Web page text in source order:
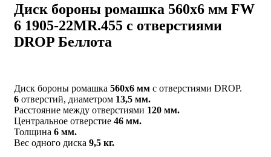
Диск бороны ромашка 560х6 мм FW
6 1905-22MR.455 с отверстиями
DROP Беллота
Диск бороны ромашка 560х6 мм с отверстиями DROP.
6 отверстий, диаметром 13,5 мм.
Расстояние между отверстиями 120 мм.
Центральное отверстие 46 мм.
Толщина 6 мм.
Вес одного диска 9,5 кг.